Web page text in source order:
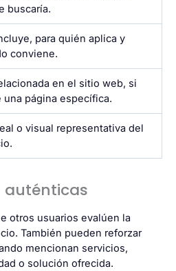
buscaría.
para quién aplica y
conviene.
en el sitio web, si
una página específica.
o visual representativa del
auténticas
otros usuarios evalúen la
También pueden reforzar
mencionan servicios,
o solución ofrecida.